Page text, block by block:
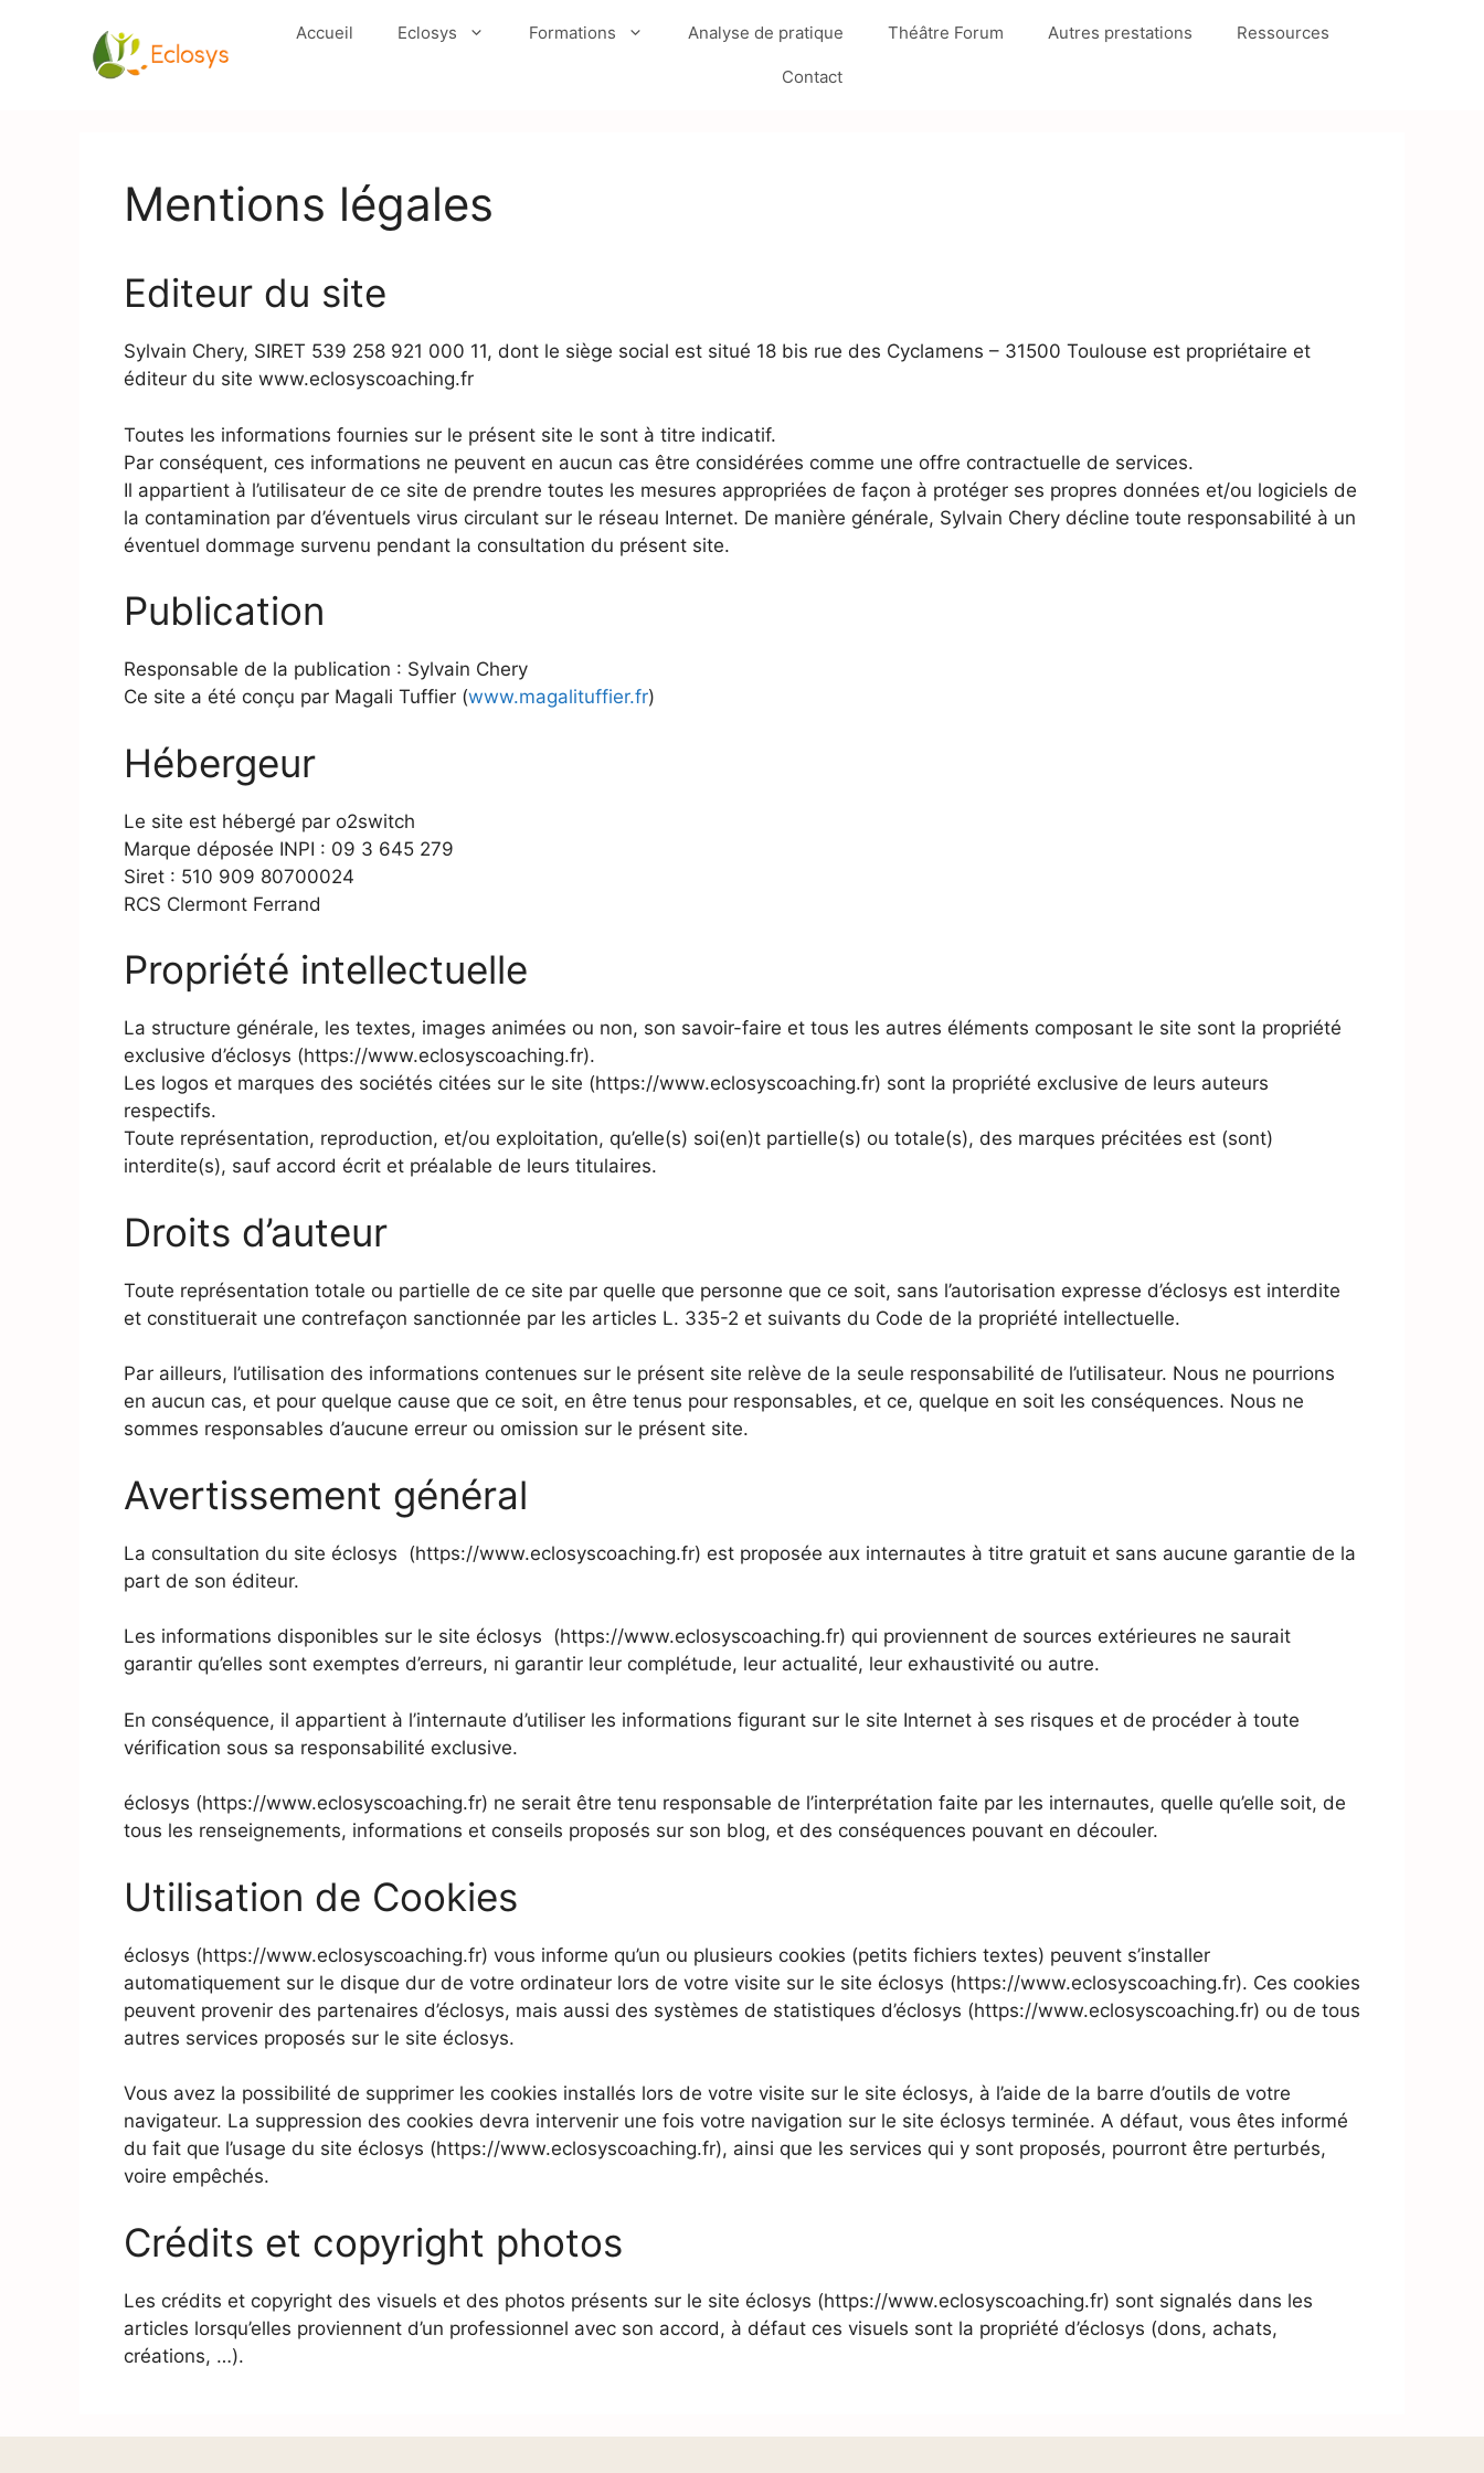
Accueil Eclosys Formations Analyse de pratique Théâtre Forum Autres prestations Ressources
Contact
Mentions légales
Editeur du site
Sylvain Chery, SIRET 539 258 921 000 11, dont le siège social est situé 18 bis rue des Cyclamens – 31500 Toulouse est propriétaire et
éditeur du site www.eclosyscoaching.fr
Toutes les informations fournies sur le présent site le sont à titre indicatif.
Par conséquent, ces informations ne peuvent en aucun cas être considérées comme une offre contractuelle de services.
Il appartient à l’utilisateur de ce site de prendre toutes les mesures appropriées de façon à protéger ses propres données et/ou logiciels de
la contamination par d’éventuels virus circulant sur le réseau Internet. De manière générale, Sylvain Chery décline toute responsabilité à un
éventuel dommage survenu pendant la consultation du présent site.
Publication
Responsable de la publication : Sylvain Chery
Ce site a été conçu par Magali Tuffier (www.magalituffier.fr)
Hébergeur
Le site est hébergé par o2switch
Marque déposée INPI : 09 3 645 279
Siret : 510 909 80700024
RCS Clermont Ferrand
Propriété intellectuelle
La structure générale, les textes, images animées ou non, son savoir-faire et tous les autres éléments composant le site sont la propriété
exclusive d’éclosys (https://www.eclosyscoaching.fr).
Les logos et marques des sociétés citées sur le site (https://www.eclosyscoaching.fr) sont la propriété exclusive de leurs auteurs
respectifs.
Toute représentation, reproduction, et/ou exploitation, qu’elle(s) soi(en)t partielle(s) ou totale(s), des marques précitées est (sont)
interdite(s), sauf accord écrit et préalable de leurs titulaires.
Droits d’auteur
Toute représentation totale ou partielle de ce site par quelle que personne que ce soit, sans l’autorisation expresse d’éclosys est interdite
et constituerait une contrefaçon sanctionnée par les articles L. 335-2 et suivants du Code de la propriété intellectuelle.
Par ailleurs, l’utilisation des informations contenues sur le présent site relève de la seule responsabilité de l’utilisateur. Nous ne pourrions
en aucun cas, et pour quelque cause que ce soit, en être tenus pour responsables, et ce, quelque en soit les conséquences. Nous ne
sommes responsables d’aucune erreur ou omission sur le présent site.
Avertissement général
La consultation du site éclosys (https://www.eclosyscoaching.fr) est proposée aux internautes à titre gratuit et sans aucune garantie de la
part de son éditeur.
Les informations disponibles sur le site éclosys (https://www.eclosyscoaching.fr) qui proviennent de sources extérieures ne saurait
garantir qu’elles sont exemptes d’erreurs, ni garantir leur complétude, leur actualité, leur exhaustivité ou autre.
En conséquence, il appartient à l’internaute d’utiliser les informations figurant sur le site Internet à ses risques et de procéder à toute
vérification sous sa responsabilité exclusive.
éclosys (https://www.eclosyscoaching.fr) ne serait être tenu responsable de l’interprétation faite par les internautes, quelle qu’elle soit, de
tous les renseignements, informations et conseils proposés sur son blog, et des conséquences pouvant en découler.
Utilisation de Cookies
éclosys (https://www.eclosyscoaching.fr) vous informe qu’un ou plusieurs cookies (petits fichiers textes) peuvent s’installer
automatiquement sur le disque dur de votre ordinateur lors de votre visite sur le site éclosys (https://www.eclosyscoaching.fr). Ces cookies
peuvent provenir des partenaires d’éclosys, mais aussi des systèmes de statistiques d’éclosys (https://www.eclosyscoaching.fr) ou de tous
autres services proposés sur le site éclosys.
Vous avez la possibilité de supprimer les cookies installés lors de votre visite sur le site éclosys, à l’aide de la barre d’outils de votre
navigateur. La suppression des cookies devra intervenir une fois votre navigation sur le site éclosys terminée. A défaut, vous êtes informé
du fait que l’usage du site éclosys (https://www.eclosyscoaching.fr), ainsi que les services qui y sont proposés, pourront être perturbés,
voire empêchés.
Crédits et copyright photos
Les crédits et copyright des visuels et des photos présents sur le site éclosys (https://www.eclosyscoaching.fr) sont signalés dans les
articles lorsqu’elles proviennent d’un professionnel avec son accord, à défaut ces visuels sont la propriété d’éclosys (dons, achats,
créations, …).